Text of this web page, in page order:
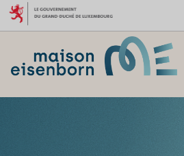
Aller au contenu